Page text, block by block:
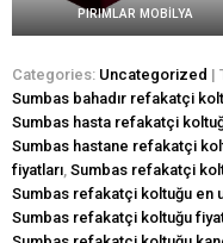
PIRIMLAR MOBİLYA
Categories: Uncategorized |
Sumbas bahadır refakatçi
Sumbas hasta refakatçi
Sumbas hastane refakatçi
fiyatları Sumbas refakatçi
Sumbas refakatçi koltuğu en
Sumbas refakatçi koltuğu